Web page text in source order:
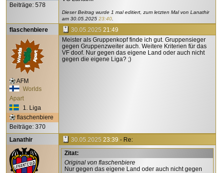
Beiträge: 578
Dieser Beitrag wurde 1 mal editiert, zum letzten Mal von Lanathir
am 30.05.2025 23:40.
flaschenbiere
AFM
Worlds
Apart
1. Liga
flaschenbiere
Beiträge: 370
30.05.2025 21:49
Meister als Gruppenkopf finde ich gut. Gruppensieger
gegen Gruppenzweiter auch. Weitere Kriterien für das
VF doof. Nur gegen das eigene Land oder auch nicht
gegen die eigene Liga? ;)
Lanathir 30.05.2025 23:39 - Re:
Zitat:
Original von flaschenbiere
Nur gegen das eigene Land oder auch nicht gegen